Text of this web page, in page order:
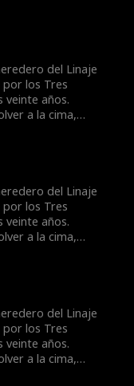
humilla a su exnovia
resuelve la crisis
al gran maestro
una figura
del Linaje
los Tres
veinte años.
a la cima,
humilla a su exnovia
resuelve la crisis
al gran maestro
una figura
del Linaje
los Tres
veinte años.
a la cima,
humilla a su exnovia
resuelve la crisis
al gran maestro
una figura
del Linaje
los Tres
veinte años.
a la cima,